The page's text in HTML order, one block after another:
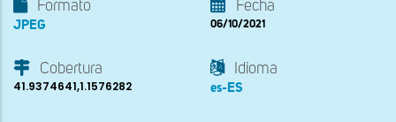
Formato
JPEG
Fecha
06/10/2021
Cobertura
41.9374641,1.1576282
Idioma
es-ES